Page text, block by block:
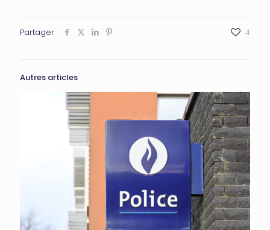
Partager 4
Autres articles